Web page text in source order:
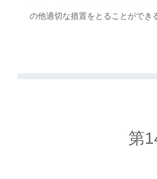
の他適切な措置をとることができ
第